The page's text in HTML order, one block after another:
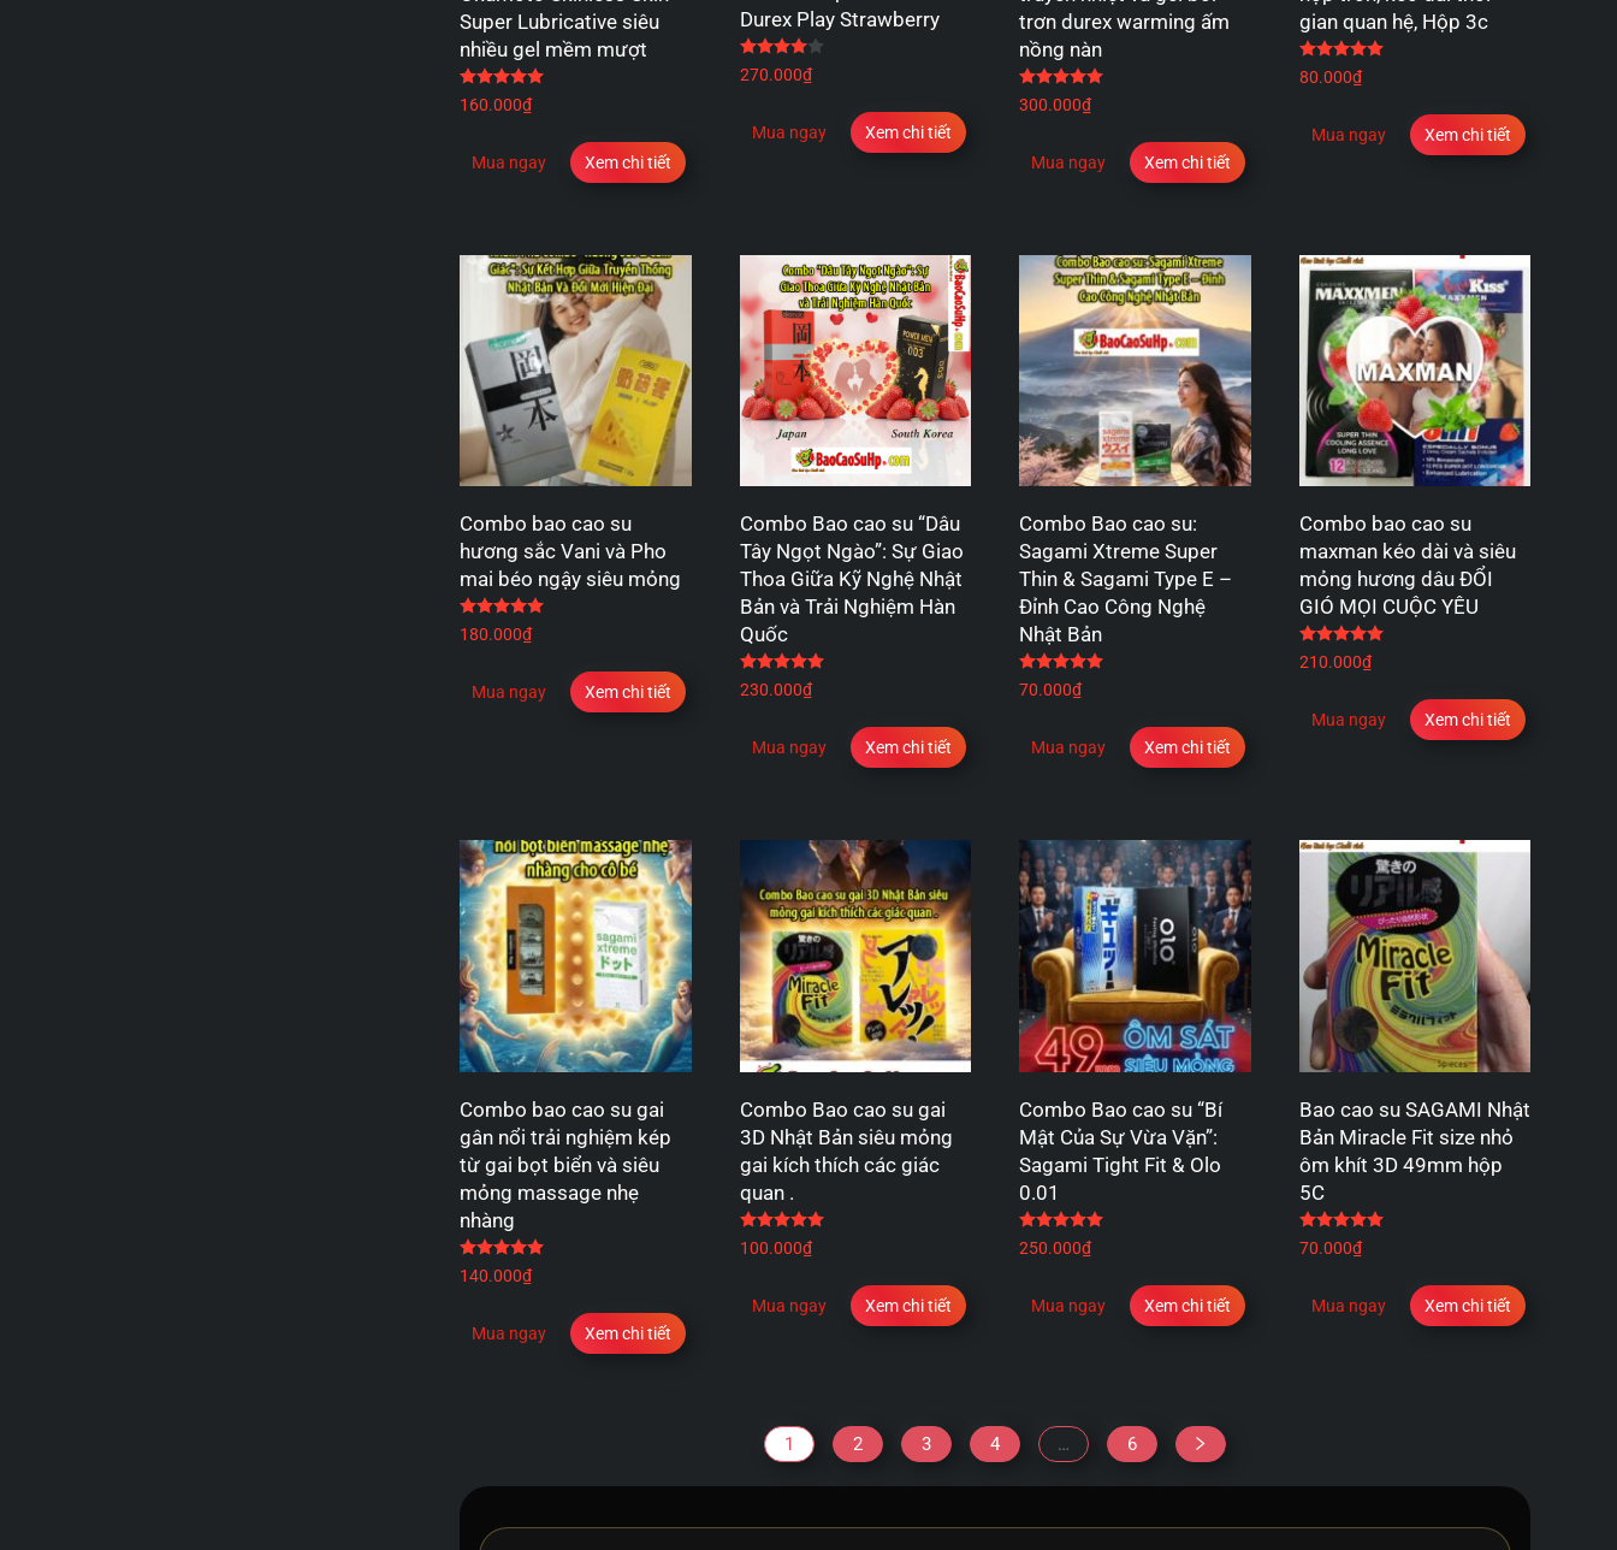
Super Lubricative siêu
nhiều gel mềm mượt
5 sao
160.000₫
Mua ngay Xem chi tiết
Durex Play Strawberry
5 sao
270.000₫
Mua ngay Xem chi tiết
trơn durex warming ấm
nồng nàn
5 sao
300.000₫
Mua ngay Xem chi tiết
gian quan hệ, Hộp 3c
Được xếp hạng
80.000₫
Mua ngay Xem chi tiết
Combo bao cao su
hương sắc Vani và Pho
mai béo ngậy siêu mỏng
5 sao
180.000₫
Mua ngay Xem chi tiết
Combo Bao cao su “Dâu
Tây Ngọt Ngào”: Sự Giao
Thoa Giữa Kỹ Nghệ Nhật
Bản và Trải Nghiệm Hàn
Quốc
Được xếp hạng 5 sao
230.000₫
Mua ngay Xem chi tiết
Combo Bao cao su:
Sagami Xtreme Super
Thin & Sagami Type E –
Đỉnh Cao Công Nghệ
Nhật Bản
5 sao
70.000₫
Mua ngay Xem chi tiết
Combo bao cao su
maxman kéo dài và siêu
mỏng hương dâu ĐỔI
GIÓ MỌI CUỘC YÊU
Được xếp hạng
210.000₫
Mua ngay Xem chi tiết
Combo bao cao su gai
gân nổi trải nghiệm kép
từ gai bọt biển và siêu
mỏng massage nhẹ
nhàng
5 sao
140.000₫
Mua ngay Xem chi tiết
Combo Bao cao su gai
3D Nhật Bản siêu mỏng
gai kích thích các giác
quan .
Được xếp hạng 5 sao
100.000₫
Mua ngay Xem chi tiết
Combo Bao cao su “Bí
Mật Của Sự Vừa Vặn”:
Sagami Tight Fit & Olo
0.01
5 sao
250.000₫
Mua ngay Xem chi tiết
Bao cao su SAGAMI Nhật
Bản Miracle Fit size nhỏ
ôm khít 3D 49mm hộp
5C
Được xếp hạng
70.000₫
Mua ngay Xem chi tiết
1 2 3 4 … 6